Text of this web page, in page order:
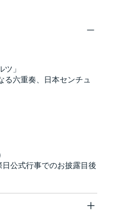
」
る六重奏、日本センチュ
公式行事でのお披露目後